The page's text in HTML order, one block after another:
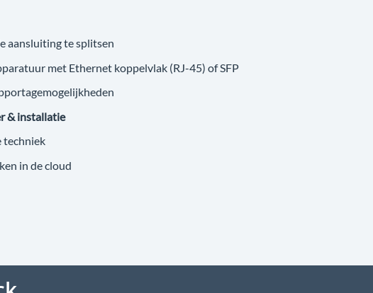
aansluiting te splitsen
met Ethernet koppelvlak (RJ-45) of SFP
& installatie
techniek
in de cloud